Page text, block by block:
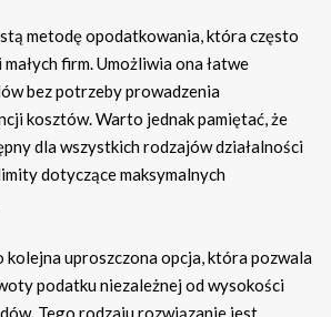
metodę opodatkowania, która często
firm. Umożliwia ona łatwe
bez potrzeby prowadzenia
kosztów. Warto jednak pamiętać, że
dla wszystkich rodzajów działalności
dotyczące maksymalnych
kolejna uproszczona opcja, która pozwala
podatku niezależnej od wysokości
Tego rodzaju rozwiązanie jest